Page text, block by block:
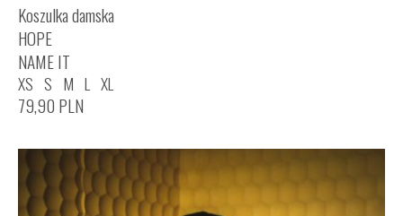
Koszulka damska
HOPE
NAME IT
XS S M L XL
79,90 PLN